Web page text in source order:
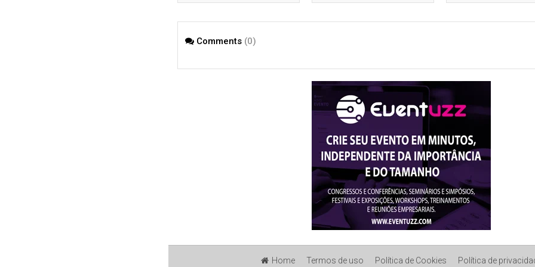
Gonzaga
Comments (0)
Home Termos de uso Política de Cookies Política de